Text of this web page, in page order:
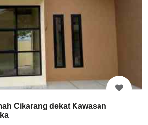
Cikarang dekat Kawasan